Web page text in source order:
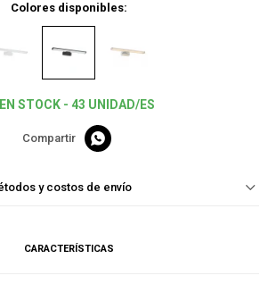
Colores disponibles:
EN STOCK - 43 UNIDAD/ES

y costos de envío
CARACTERÍSTICAS